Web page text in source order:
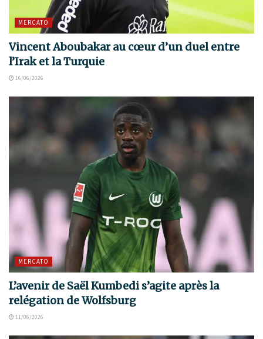
MERCATO
Vincent Aboubakar au cœur d’un duel entre
l’Irak et la Turquie
16/06/2026
MERCATO
L’avenir de Saël Kumbedi s’agite après la
relégation de Wolfsburg
11/06/2026